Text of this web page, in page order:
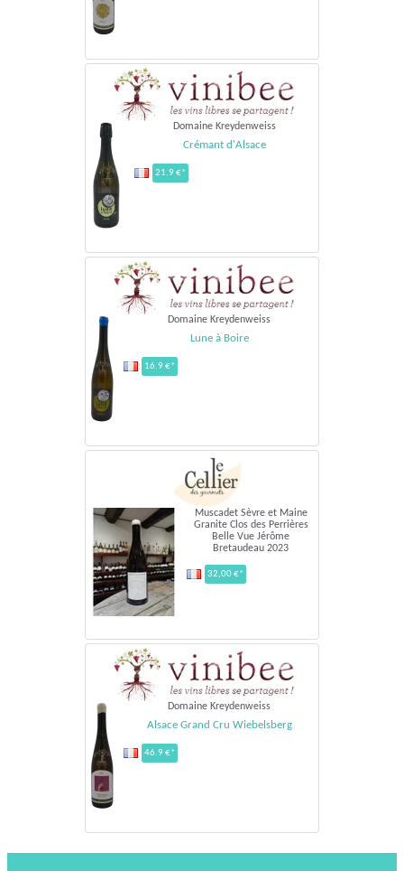
Domaine Kreydenweiss
Crémant d'Alsace
21.9 €*
Domaine Kreydenweiss
Lune à Boire
16.9 €*
Muscadet Sèvre et Maine
Granite Clos des Perrières
Belle Vue Jérôme
Bretaudeau 2023
32,00 €*
Domaine Kreydenweiss
Alsace Grand Cru Wiebelsberg
46.9 €*